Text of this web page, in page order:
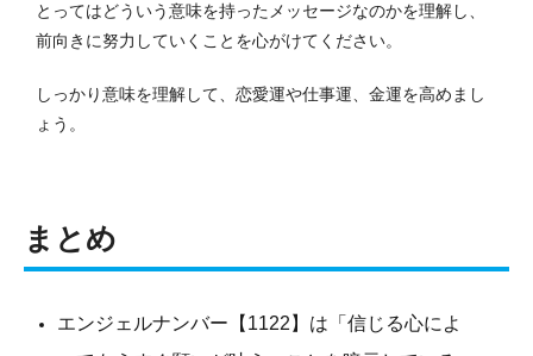
とってはどういう意味を持ったメッセージなのかを理解し、
前向きに努力していくことを心がけてください。
しっかり意味を理解して、恋愛運や仕事運、金運を高めまし
ょう。
まとめ
エンジェルナンバー【1122】は「信じる心によ